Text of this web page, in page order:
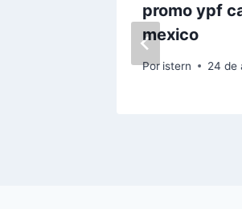
promo ypf
mexico
Por istern 24 de